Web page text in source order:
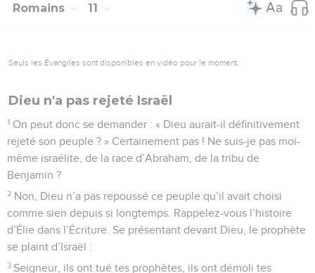
Romains 11
Seuls les Évangiles sont disponibles en vidéo pour le moment.
Dieu n'a pas rejeté Israël
1 On peut donc se demander : « Dieu aurait-il définitivement
rejeté son peuple ? » Certainement pas ! Ne suis-je pas moi-
même israélite, de la race d’Abraham, de la tribu de
Benjamin ?
2 Non, Dieu n’a pas repoussé ce peuple qu’il avait choisi
comme sien depuis si longtemps. Rappelez-vous l’histoire
d’Élie dans l’Écriture. Se présentant devant Dieu, le prophète
se plaint d’Israël :
3 Seigneur, ils ont tué tes prophètes, ils ont démoli tes